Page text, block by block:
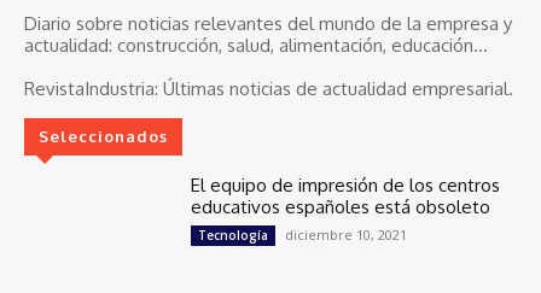
Diario sobre noticias relevantes del mundo de la empresa y
actualidad: construcción, salud, alimentación, educación...
RevistaIndustria: Últimas noticias de actualidad empresarial.
Seleccionados
El equipo de impresión de los centros
educativos españoles está obsoleto
Tecnología diciembre 10, 2021